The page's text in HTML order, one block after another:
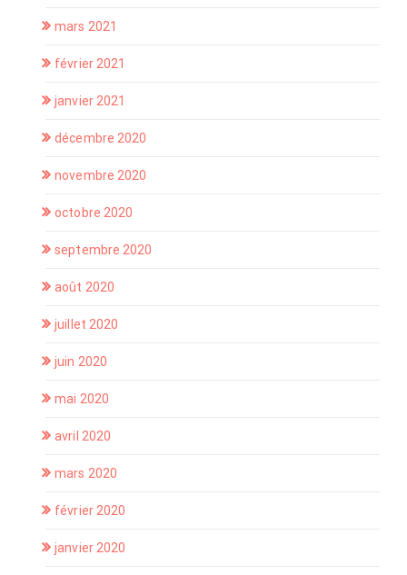
mars 2021
février 2021
janvier 2021
décembre 2020
novembre 2020
octobre 2020
septembre 2020
août 2020
juillet 2020
juin 2020
mai 2020
avril 2020
mars 2020
février 2020
janvier 2020